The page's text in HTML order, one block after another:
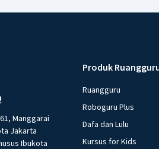
Manggarai
Jakarta
Ibukota
Produk
Ruangguru
Roboguru Plus
Dafa dan Lulu
Kursus for Kids